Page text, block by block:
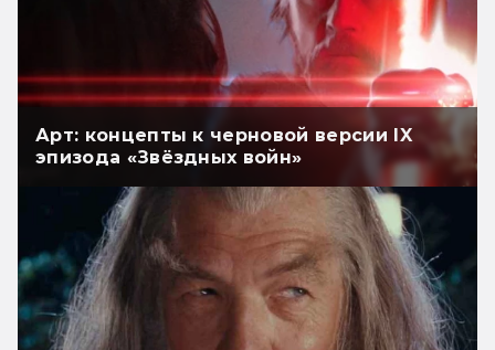
Арт: концепты к черновой версии IX
эпизода «Звёздных войн»